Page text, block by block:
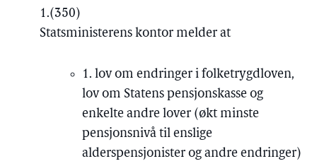
1.(350)
Statsministerens kontor melder at
1. lov om endringer i folketrygdloven,
lov om Statens pensjonskasse og
enkelte andre lover (økt minste
pensjonsnivå til enslige
alderspensjonister og andre endringer)